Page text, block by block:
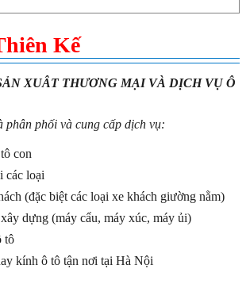
Kế
XUÂT THƯƠNG MẠI VÀ DỊCH VỤ Ô
phối và cung cấp dịch vụ:
con
các loại
(đặc biệt các loại xe khách giường nằm)
dựng (máy cẩu, máy xúc, máy ủi)
tô
kính ô tô tận nơi tại Hà Nội